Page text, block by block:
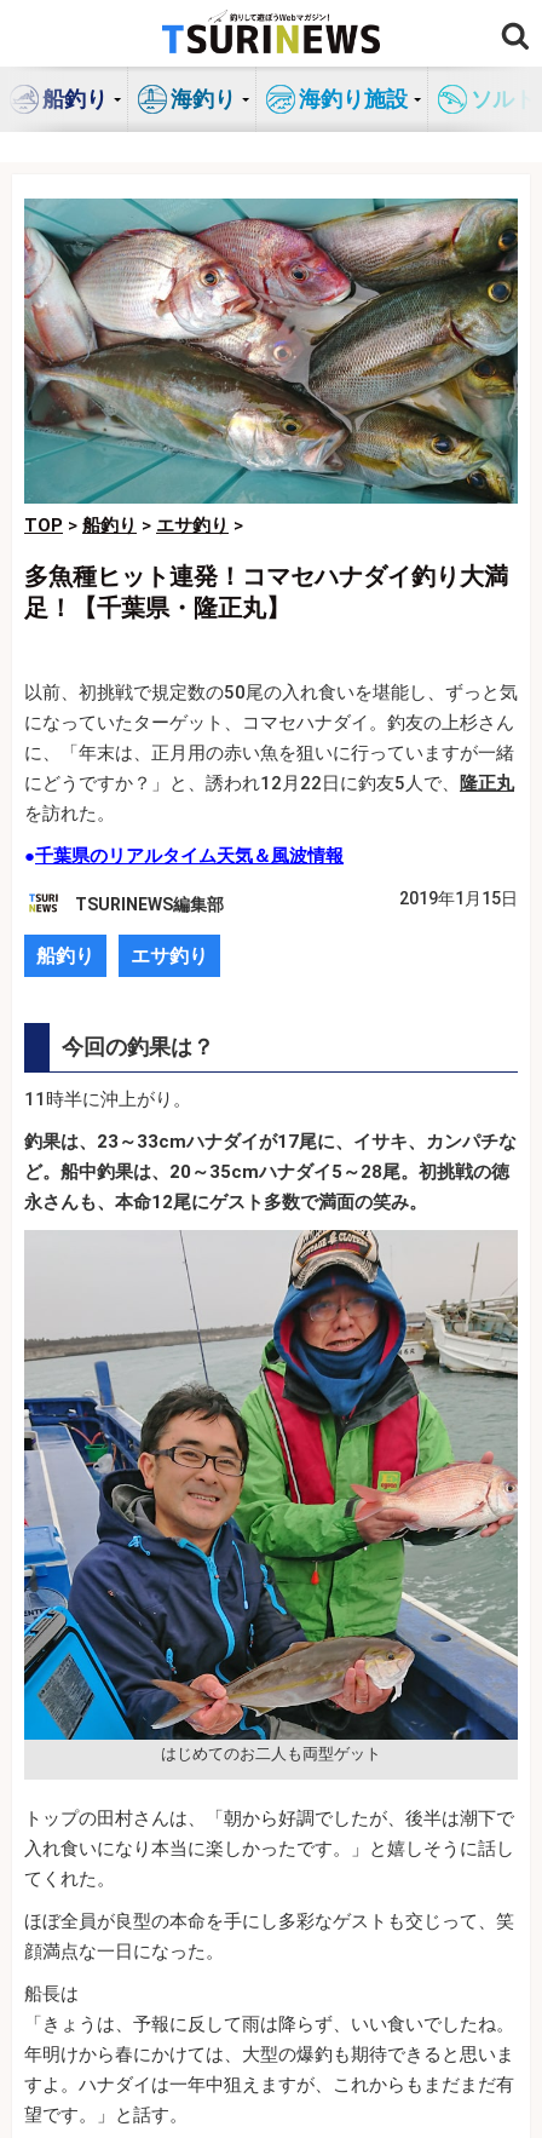
ン
船釣り 海釣り 海釣り施設 ソル
TOP > 船釣り > エサ釣り >
多魚種ヒット連発！コマセハナダイ釣り大満
足！【千葉県・隆正丸】
以前、初挑戦で規定数の50尾の入れ食いを堪能し、ずっと気
になっていたターゲット、コマセハナダイ。釣友の上杉さん
に、「年末は、正月用の赤い魚を狙いに行っていますが一緒
にどうですか？」と、誘われ12月22日に釣友5人で、
隆正丸
を訪れた。
●千葉県のリアルタイム天気＆風波情報
TSURINEWS編集部 2019年1月15日
船釣り エサ釣り
今回の釣果は？
11時半に沖上がり。
釣果は、23～33cmハナダイが17尾に、イサキ、カンパチな
ど。船中釣果は、20～35cmハナダイ5～28尾。初挑戦の徳
永さんも、本命12尾にゲスト多数で満面の笑み。
はじめてのお二人も両型ゲット
トップの田村さんは、「朝から好調でしたが、後半は潮下で
入れ食いになり本当に楽しかったです。」と嬉しそうに話し
てくれた。
ほぼ全員が良型の本命を手にし多彩なゲストも交じって、笑
顔満点な一日になった。
船長は
「きょうは、予報に反して雨は降らず、いい食いでしたね。
年明けから春にかけては、大型の爆釣も期待できると思いま
すよ。ハナダイは一年中狙えますが、これからもまだまだ有
望です。」と話す。